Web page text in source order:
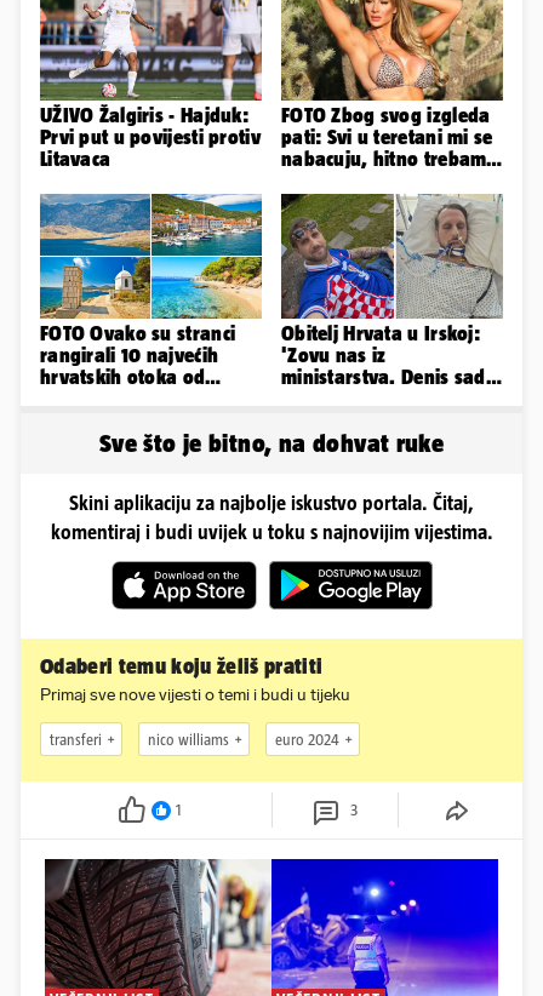
UŽIVO Žalgiris - Hajduk:
Prvi put u povijesti protiv
Litavaca
FOTO Zbog svog izgleda
pati: Svi u teretani mi se
nabacuju, hitno trebam
FOTO Ovako su stranci
rangirali 10 najvećih
hrvatskih otoka od
Obitelj Hrvata u Irskoj:
'Zovu nas iz
ministarstva. Denis sada
Sve što je bitno, na dohvat ruke
Skini aplikaciju za najbolje iskustvo portala. Čitaj,
komentiraj i budi uvijek u toku s najnovijim vijestima.
Odaberi temu koju želiš pratiti
Primaj sve nove vijesti o temi i budi u tijeku
transferi nico williams euro 2024
1 3